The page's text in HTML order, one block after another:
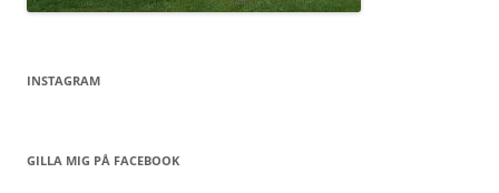
INSTAGRAM
GILLA MIG PÅ FACEBOOK